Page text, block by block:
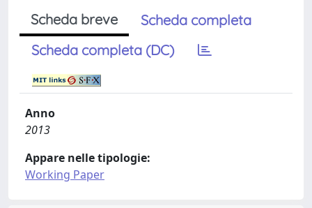
Scheda breve
Scheda completa
Scheda completa (DC)
Anno
2013
Appare nelle tipologie:
Working Paper